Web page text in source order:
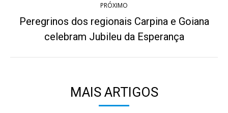
PRÓXIMO
Próximo
post:
Peregrinos dos regionais Carpina e Goiana
celebram Jubileu da Esperança
MAIS ARTIGOS